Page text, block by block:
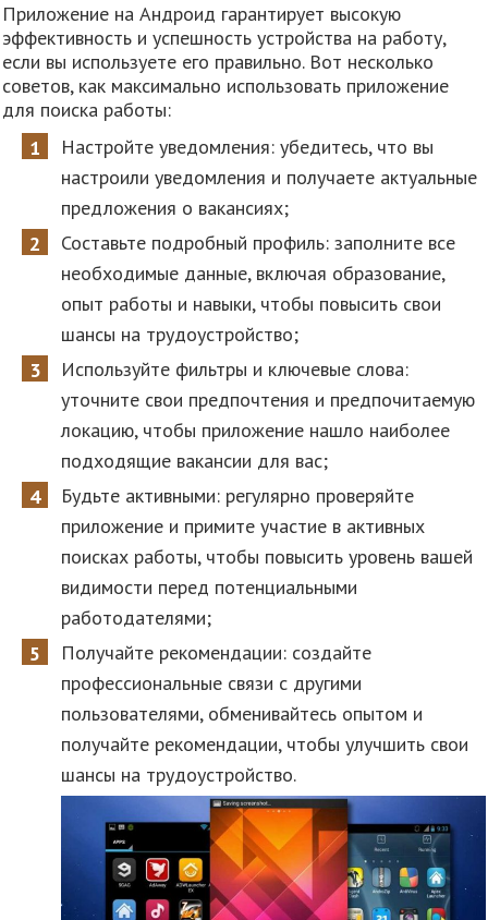
Приложение на Андроид гарантирует высокую
эффективность и успешность устройства на работу,
если вы используете его правильно. Вот несколько
советов, как максимально использовать приложение
для поиска работы:
Настройте уведомления: убедитесь, что вы
настроили уведомления и получаете актуальные
предложения о вакансиях;
Составьте подробный профиль: заполните все
необходимые данные, включая образование,
опыт работы и навыки, чтобы повысить свои
шансы на трудоустройство;
Используйте фильтры и ключевые слова:
уточните свои предпочтения и предпочитаемую
локацию, чтобы приложение нашло наиболее
подходящие вакансии для вас;
Будьте активными: регулярно проверяйте
приложение и примите участие в активных
поисках работы, чтобы повысить уровень вашей
видимости перед потенциальными
работодателями;
Получайте рекомендации: создайте
профессиональные связи с другими
пользователями, обменивайтесь опытом и
получайте рекомендации, чтобы улучшить свои
шансы на трудоустройство.